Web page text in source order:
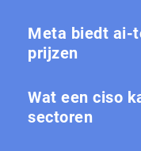
Meta biedt ai-
prijzen
Wat een ciso
sectoren